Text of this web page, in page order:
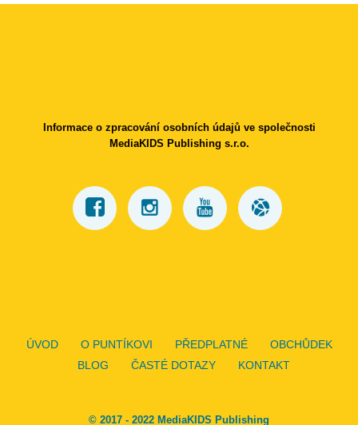
Informace o zpracování osobních údajů ve společnosti
MediaKIDS Publishing s.r.o.
ÚVOD O PUNTÍKOVI PŘEDPLATNÉ
OBCHŮDEK
BLOG
ČASTÉ DOTAZY KONTAKT
© 2017 - 2022 MediaKIDS Publishing